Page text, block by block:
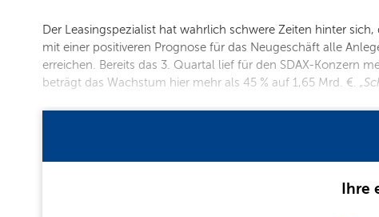
Der Leasingspezialist hat wahrlich schwere Zeiten hinter
mit einer positiveren Prognose für das Neugeschäft alle
erreichen. Bereits das 3. Quartal lief für den SDAX-Konzern
beträgt das Wachstum hier mehr als 45 % auf 1,65 Mrd. €.